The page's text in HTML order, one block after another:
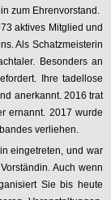
zum Ehrenvorstand.
aktives Mitglied und
Als Schatzmeisterin
Besonders an
Ihre tadellose
anerkannt. 2016 trat
ernannt. 2017 wurde
verliehen.
eingetreten, und war
Auch wenn
Sie bis heute